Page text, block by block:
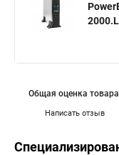
Написать отзыв
Общая оценка